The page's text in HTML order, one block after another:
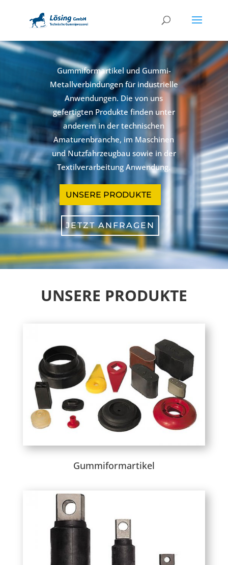
Gummiformartikel und Gummi-
Metallverbindungen für industrielle
Anwendungen. Die von uns
gefertigten Produkte finden unter
anderem in der technischen
Amaturenbranche, im Maschinen
und Nutzfahrzeugbau sowie in der
Textilverarbeitung Anwendung.
UNSERE PRODUKTE
JETZT ANFRAGEN
UNSERE PRODUKTE
Gummiformartikel